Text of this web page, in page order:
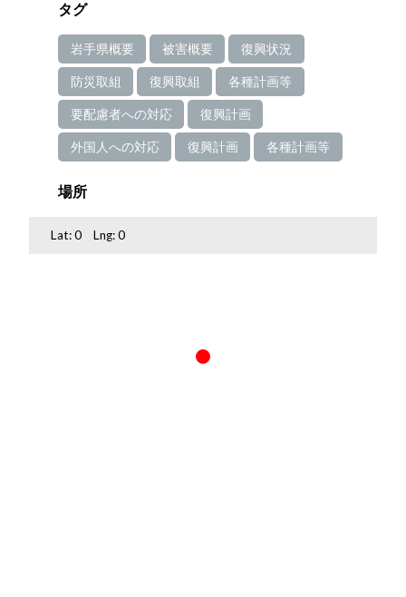
タグ
岩手県概要 被害概要 復興状況
防災取組 復興取組 各種計画等
要配慮者への対応 復興計画
外国人への対応 復興計画 各種計画等
場所
Lat:0 Lng:0